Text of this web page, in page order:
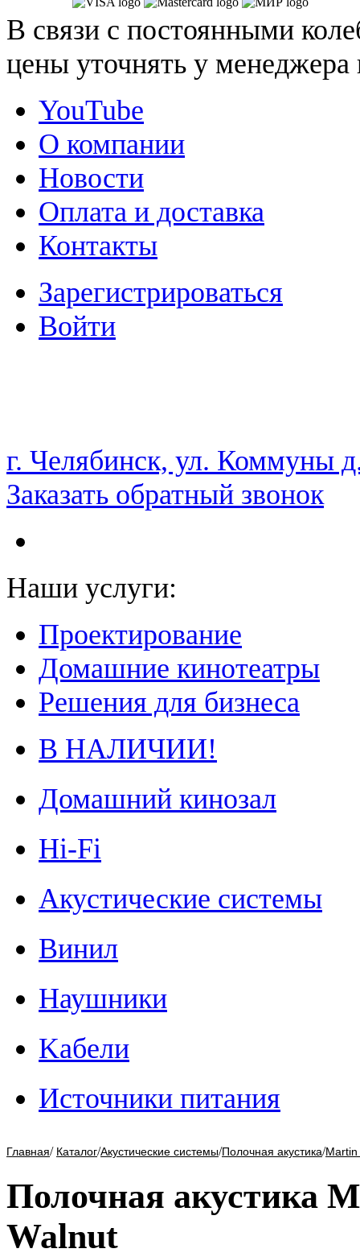
В связи с постоянными
цены уточнять у
YouTube
О компании
Новости
Оплата и доставка
Контакты
Зарегистрироваться
Войти
НАМ ДОВЕРЯЮТ С 2003 ГОДА
г. Челябинск, ул. Коммуны
Заказать обратный звонок
Наши услуги:
Проектирование
Домашние кинотеатры
Решения для бизнеса
В НАЛИЧИИ!
Домашний кинозал
Hi-Fi
Акустические системы
Винил
Наушники
Kабели
Источники питания
Главная/ Каталог/Акустические системы/Полочная акустика/
Полочная акустика
Walnut